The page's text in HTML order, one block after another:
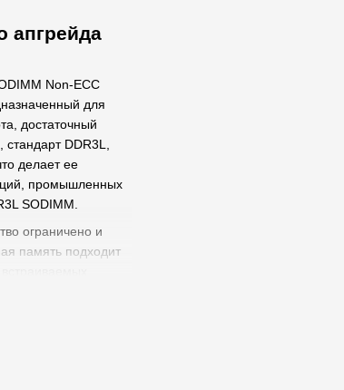
апгрейда
Non-ECC
для
достаточный
DDR3L,
делает ее
промышленных
SODIMM.
ограничено и
память подходит
Благодаря
памяти, замены
платформы.